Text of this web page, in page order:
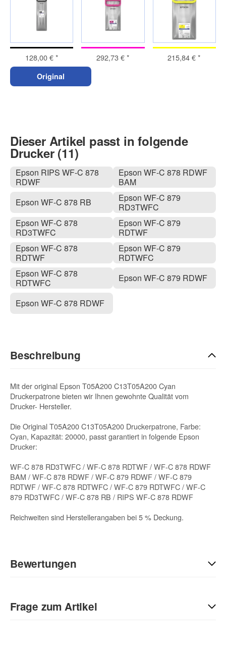
128,00 €* 292,73 €* 215,84 €*
Original
Dieser Artikel passt in folgende
Drucker (11)
Epson RIPS WF-C 878
RDWF
Epson WF-C 878 RB
Epson WF-C 878
RD3TWFC
Epson WF-C 878
RDTWF
Epson WF-C 878
RDTWFC
Epson WF-C 878 RDWF
Epson WF-C 878 RDWF
BAM
Epson WF-C 879
RD3TWFC
Epson WF-C 879
RDTWF
Epson WF-C 879
RDTWFC
Epson WF-C 879 RDWF
Beschreibung
Mit der original Epson T05A200 C13T05A200 Cyan
Druckerpatrone bieten wir Ihnen gewohnte Qualität vom
Drucker- Hersteller.
Die Original T05A200 C13T05A200 Druckerpatrone, Farbe:
Cyan, Kapazität: 20000, passt garantiert in folgende Epson
Drucker:
WF-C 878 RD3TWFC / WF-C 878 RDTWF / WF-C 878 RDWF
BAM / WF-C 878 RDWF / WF-C 879 RDWF / WF-C 879
RDTWF / WF-C 878 RDTWFC / WF-C 879 RDTWFC / WF-C
879 RD3TWFC / WF-C 878 RB / RIPS WF-C 878 RDWF
Reichweiten sind Herstellerangaben bei 5 % Deckung.
Bewertungen
Sie Anderen bei der Kaufentscheidung:
Frage zum Artikel